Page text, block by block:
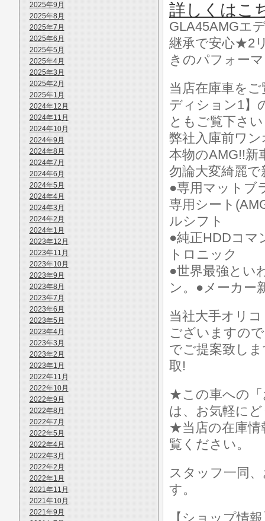
2025年9月
2025年8月
2025年7月
2025年6月
2025年5月
2025年4月
2025年3月
2025年2月
2025年1月
2024年12月
2024年11月
2024年10月
2024年9月
2024年8月
2024年7月
2024年6月
2024年5月
2024年4月
2024年3月
2024年2月
2024年1月
2023年12月
2023年11月
2023年10月
2023年9月
2023年8月
2023年7月
2023年6月
2023年5月
2023年4月
2023年3月
2023年2月
2023年1月
2022年11月
2022年10月
2022年9月
2022年8月
2022年7月
2022年5月
2022年4月
2022年3月
2022年2月
2022年1月
2021年11月
2021年10月
2021年9月
詳しくはこ
GLA45AMGエ
継承で安心★2
きのパフォー
当店在庫車を
ディション1】
ともご覧下さ
弊社入庫前ワ
本物のAMG!!新
勿論大変綺麗
●専用マットブ
専用シート
ルシフト
●純正HDDコ
トロニック
●世界最強とい
ン。●メーカー
当社大手オリ
ございますの
でご提案致し
取!
★この車への「
は、お気軽に
★当店の在庫情
覧ください。
スタッフ一同
す。
【ショップ情